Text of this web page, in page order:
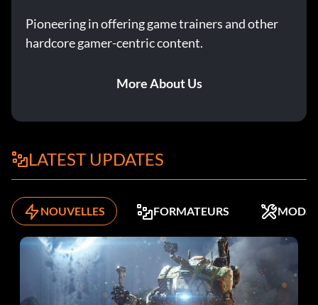
Pioneering in offering game trainers and other
hardcore gamer-centric content.
More About Us
LATEST UPDATES
NOUVELLES FORMATEURS MODS